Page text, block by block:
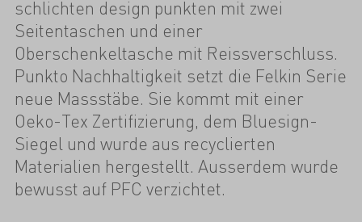
schlichten design punkten mit zwei
Seitentaschen und einer
Oberschenkeltasche mit Reissverschluss.
Punkto Nachhaltigkeit setzt die Felkin Serie
neue Massstäbe. Sie kommt mit einer
Oeko-Tex Zertifizierung, dem Bluesign-
Siegel und wurde aus recyclierten
Materialien hergestellt. Ausserdem wurde
bewusst auf PFC verzichtet.